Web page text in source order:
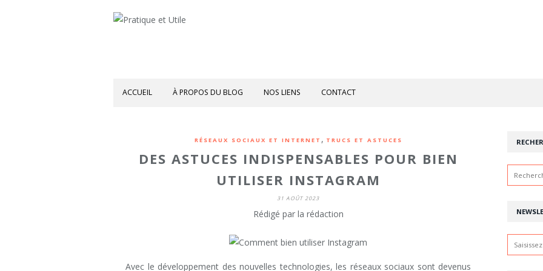
ACCUEIL À PROPOS DU BLOG NOS LIENS CONTACT
RÉSEAUX SOCIAUX ET INTERNET , TRUCS ET ASTUCES
DES ASTUCES INDISPENSABLES POUR BIEN
UTILISER INSTAGRAM
31 AOÛT 2023
Rédigé par la rédaction
Avec le développement des nouvelles technologies, les réseaux sociaux sont devenus